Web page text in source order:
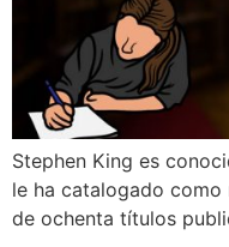
Stephen King es
le ha catalogado
de ochenta títulos